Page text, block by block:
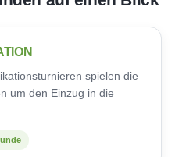
spielen die
um den Einzug in die